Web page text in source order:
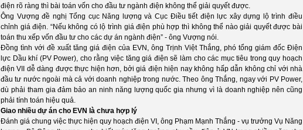
điện rõ ràng thì bài toán vốn cho đầu tư ngành điện không thể giải quyết được.
Ông Vượng đề nghị Tổng cục Năng lượng và Cục Điều tiết điện lực xây dựng lộ trình điều
chỉnh giá điện. “Nếu không có lộ trình giá điện phù hợp thì không thể nào giải quyết được bài
toán thu xếp vốn đầu tư cho các dự án ngành điện” - ông Vượng nói.
Đồng tình với đề xuất tăng giá điện của EVN, ông Trịnh Việt Thắng, phó tổng giám đốc Điện
lực Dầu khí (PV Power), cho rằng việc tăng giá điện sẽ làm cho các mục tiêu trong quy hoạch
điện VII dễ dàng được thực hiện hơn, bởi giá điện hiện nay không hấp dẫn không chỉ với nhà
đầu tư nước ngoài mà cả với doanh nghiệp trong nước. Theo ông Thắng, ngay với PV Power,
dù phải tham gia đảm bảo an ninh năng lượng quốc gia nhưng vì là doanh nghiệp nên cũng
phải tính toán hiệu quả.
Giao nhiều dự án cho EVN là chưa hợp lý
Đánh giá chung việc thực hiện quy hoạch điện VI, ông Phạm Mạnh Thắng - vụ trưởng Vụ Năng